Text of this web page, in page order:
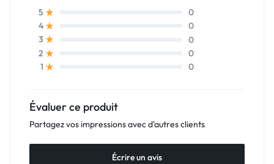
5
0
4
0
3
0
2
0
1
0
Évaluer ce produit
Partagez vos impressions avec d'autres clients
Écrire un avis